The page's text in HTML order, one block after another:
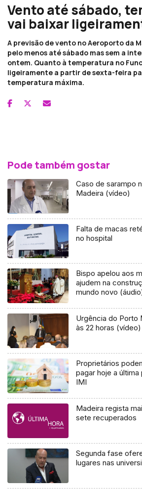
Vento até sábado,
vai baixar
A previsão de vento no Aeroporto da
pelo menos até sábado mas sem a
ontem. Quanto à temperatura no
ligeiramente a partir de sexta-feira
temperatura máxima.
Pode também gostar
Caso de sarampo
Madeira (vídeo)
Falta de macas
no hospital
Bispo apelou aos
ajudem na
mundo novo
Urgência do Porto
às 22 horas (vídeo)
Proprietários
pagar hoje a
IMI
Madeira regista
sete recuperados
Segunda fase
lugares nas